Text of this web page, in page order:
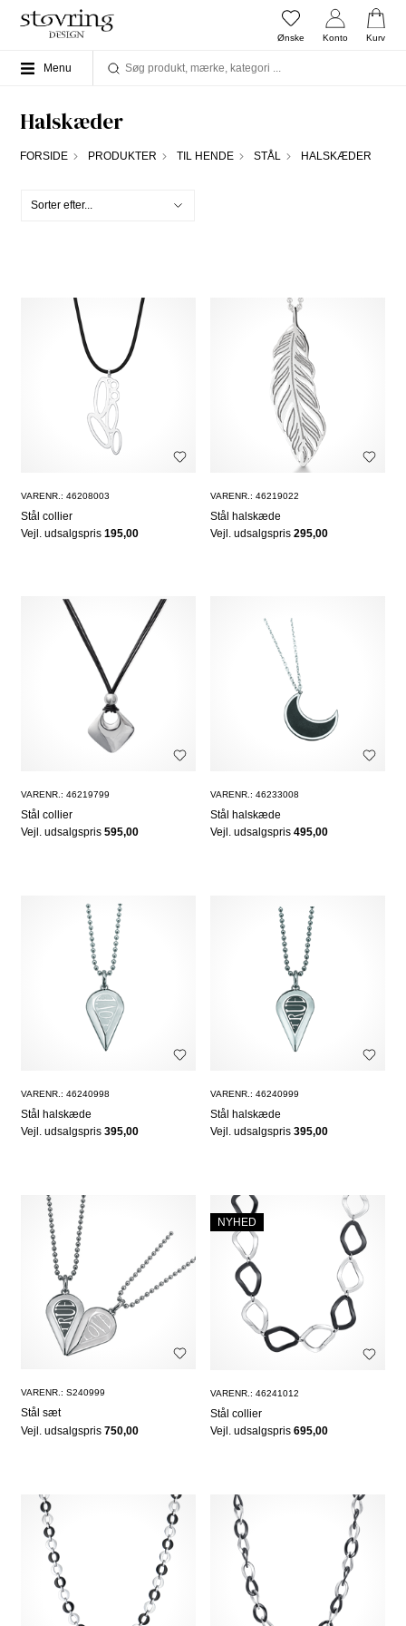
Ønske Konto Kurv
Menu
Halskæder
FORSIDE PRODUKTER TIL HENDE STÅL HALSKÆDER
VARENR.: 46208003
Stål collier
Vejl. udsalgspris 195,00
VARENR.: 46219022
Stål halskæde
Vejl. udsalgspris295,00
VARENR.: 46219799
Stål collier
Vejl. udsalgspris 595,00
VARENR.: 46233008
Stål halskæde
Vejl. udsalgspris495,00
VARENR.: 46240998
Stål halskæde
Vejl. udsalgspris 395,00
VARENR.: 46240999
Stål halskæde
Vejl. udsalgspris395,00
VARENR.: S240999
Stål sæt
Vejl. udsalgspris 750,00
NYHED
VARENR.: 46241012
Stål collier
Vejl. udsalgspris695,00